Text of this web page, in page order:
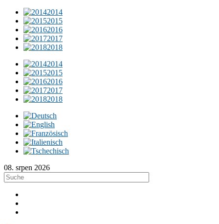
2014
2015
2016
2017
2018
2014
2015
2016
2017
2018
08. srpen 2026